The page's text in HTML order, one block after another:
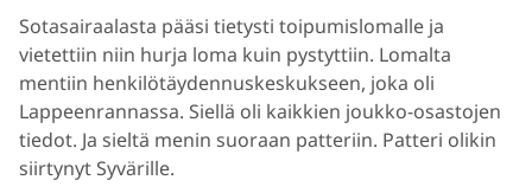
Sotasairaalasta pääsi tietysti toipumislomalle ja
vietettiin niin hurja loma kuin pystyttiin. Lomalta
mentiin henkilötäydennuskeskukseen, joka oli
Lappeenrannassa. Siellä oli kaikkien joukko-osastojen
tiedot. Ja sieltä menin suoraan patteriin. Patteri olikin
siirtynyt Syvärille.